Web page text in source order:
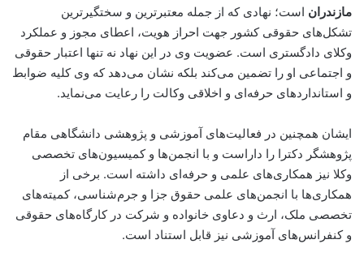
مازندران است؛ نهادی که از جمله معتبرترین و سختگیرترین
تشکل‌های حقوقی کشور جهت احراز هویت، اعطای مجوز و عملکرد
وکلای دادگستری است. عضویت وی در این نهاد نه تنها اعتبار حقوقی
و اجتماعی او را تضمین می‌کند بلکه نشان می‌دهد که وی کلیه ضوابط
و استانداردهای حرفه‌ای و اخلاقی وکالت را رعایت می‌نماید.
ایشان همچنین در فعالیت‌های آموزشی و پژوهشی دانشگاهی مقام
پژوهشگر دکترا را داراست و با انجمن‌ها و کمیسیون‌های تخصصی
وکلا نیز همکاری‌های علمی و حرفه‌ای داشته است. برخی از
همکاری‌ها با انجمن‌های علمی حقوق جزا و جرم‌شناسی، کمیته‌های
تخصصی ملک، ارث و دعاوی خانواده و شرکت در کارگاه‌های حقوقی
و کنفرانس‌های آموزشی نیز قابل استناد است.